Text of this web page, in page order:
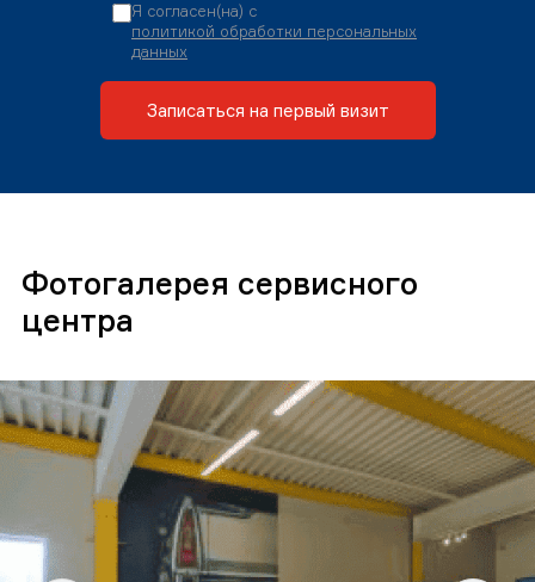
Я согласен(на) с
политикой обработки персональных
данных
Записаться на первый визит
Фотогалерея сервисного
центра